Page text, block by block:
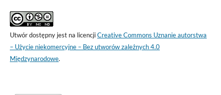
Utwór dostępny jest na licencjiCreative Commons Uznanie autorstwa
– Użycie niekomercyjne – Bez utworów zależnych 4.0
Międzynarodowe.